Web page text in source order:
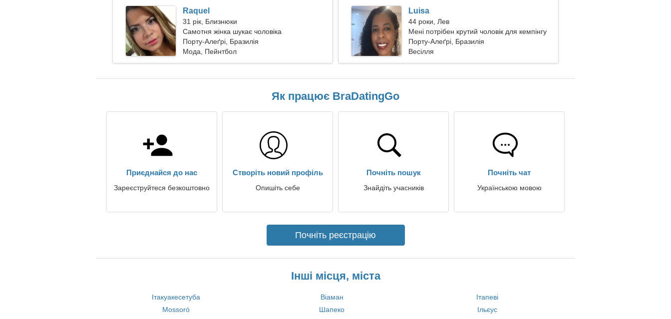
Raquel
31 рік, Близнюки
Самотня жінка шукає чоловіка
Порту-Алеґрі, Бразилія
Мода, Пейнтбол
Luisa
44 роки, Лев
Мені потрібен крутий чоловік для кемпінгу
Порту-Алеґрі, Бразилія
Весілля
Як працює BraDatingGo
Приєднайся до нас
Зареєструйтеся безкоштовно
Створіть новий профіль
Опишіть себе
Почніть пошук
Знайдіть учасників
Почніть чат
Українською мовою
Почніть реєстрацію
Інші місця, міста
Ітакуакесетуба Віаман
Ітапеві
Mossoró
Шапеко
Ільєус